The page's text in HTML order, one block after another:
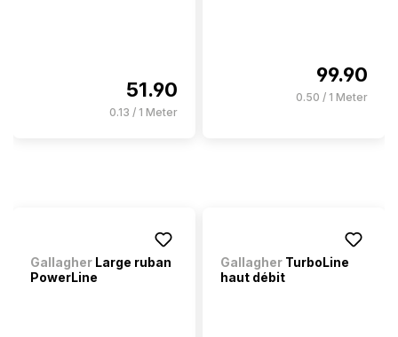
51.90
0.13 / 1 Meter
99.90
0.50 / 1 Meter
Gallagher Large ruban
PowerLine
Gallagher TurboLine
haut débit